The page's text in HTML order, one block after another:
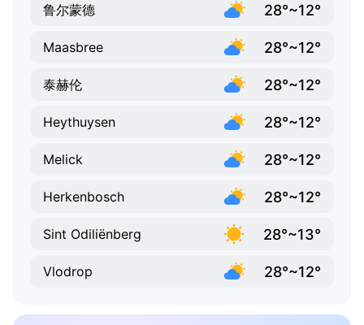
鲁尔蒙德 28°~12°
Maasbree 28°~12°
泰赫伦 28°~12°
Heythuysen 28°~12°
Melick 28°~12°
Herkenbosch 28°~12°
Sint Odiliënberg 28°~13°
Vlodrop 28°~12°